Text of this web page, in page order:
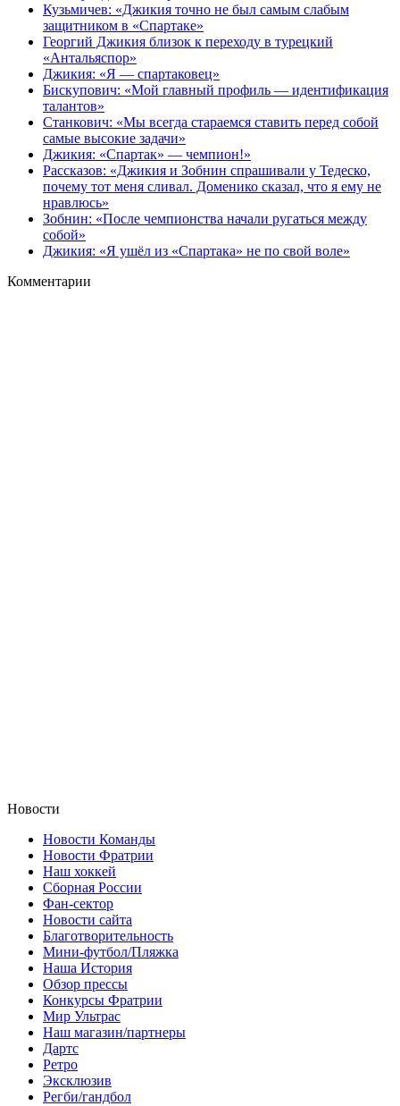
Кузьмичев: «Джикия точно не был самым слабым
защитником в «Спартаке»
Георгий Джикия близок к переходу в турецкий
«Антальяспор»
Джикия: «Я — спартаковец»
Бискупович: «Мой главный профиль — идентификация
талантов»
Станкович: «Мы всегда стараемся ставить перед собой
самые высокие задачи»
Джикия: «Спартак» — чемпион!»
Рассказов: «Джикия и Зобнин спрашивали у Тедеско,
почему тот меня сливал. Доменико сказал, что я ему не
нравлюсь»
Зобнин: «После чемпионства начали ругаться между
собой»
Джикия: «Я ушёл из «Спартака» не по свой воле»
Комментарии
Новости
Новости Команды
Новости Фратрии
Наш хоккей
Сборная России
Фан-cектор
Новости сайта
Благотворительность
Мини-футбол/Пляжка
Наша История
Обзор прессы
Конкурсы Фратрии
Мир Ультрас
Наш магазин/партнеры
Дартс
Ретро
Эксклюзив
Регби/гандбол